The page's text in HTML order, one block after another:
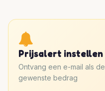
Prijsalert instellen
Ontvang een e-mail als
gewenste bedrag